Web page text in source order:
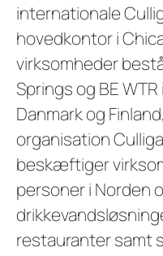
internationale
hovedkontor i
virksomheder
Springs og BE
Danmark og
organisation
beskæftiger
personer i Norden
restauranter samt